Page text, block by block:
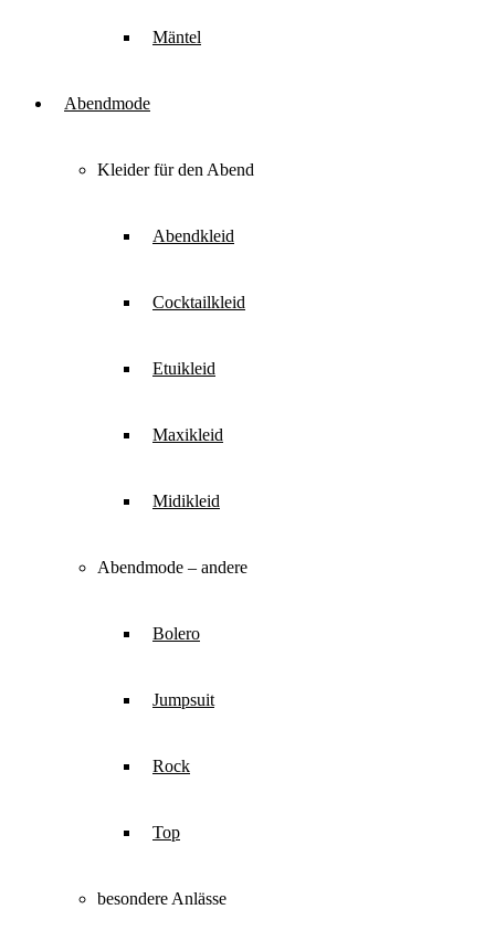
Mäntel
Abendmode
Kleider für den Abend
Abendkleid
Cocktailkleid
Etuikleid
Maxikleid
Midikleid
Abendmode – andere
Bolero
Jumpsuit
Rock
Top
besondere Anlässe